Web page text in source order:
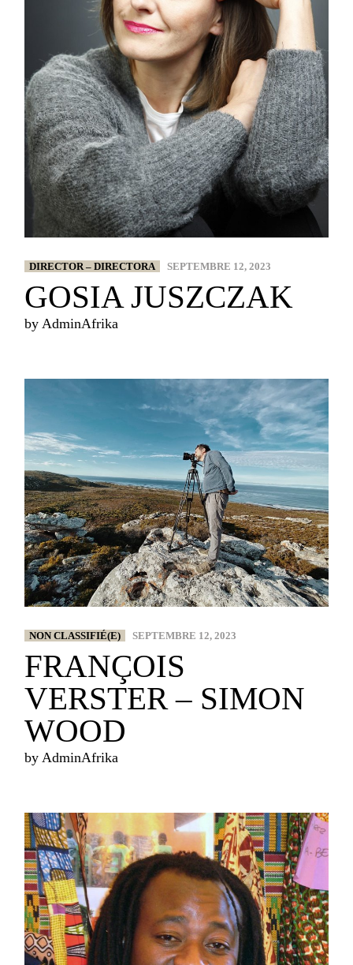
DIRECTOR – DIRECTORA SEPTEMBRE 12, 2023
GOSIA JUSZCZAK
by AdminAfrika
NON CLASSIFIÉ(E) SEPTEMBRE 12, 2023
FRANÇOIS
VERSTER – SIMON
WOOD
by AdminAfrika